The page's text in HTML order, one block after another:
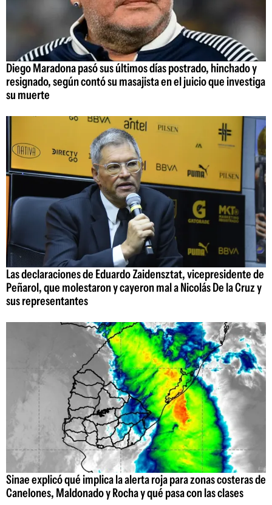
Diego Maradona pasó sus últimos días postrado, hinchado y
resignado, según contó su masajista en el juicio que investiga
su muerte
Las declaraciones de Eduardo Zaidensztat, vicepresidente de
Peñarol, que molestaron y cayeron mal a Nicolás De la Cruz y
sus representantes
Sinae explicó qué implica la alerta roja para zonas costeras de
Canelones, Maldonado y Rocha y qué pasa con las clases